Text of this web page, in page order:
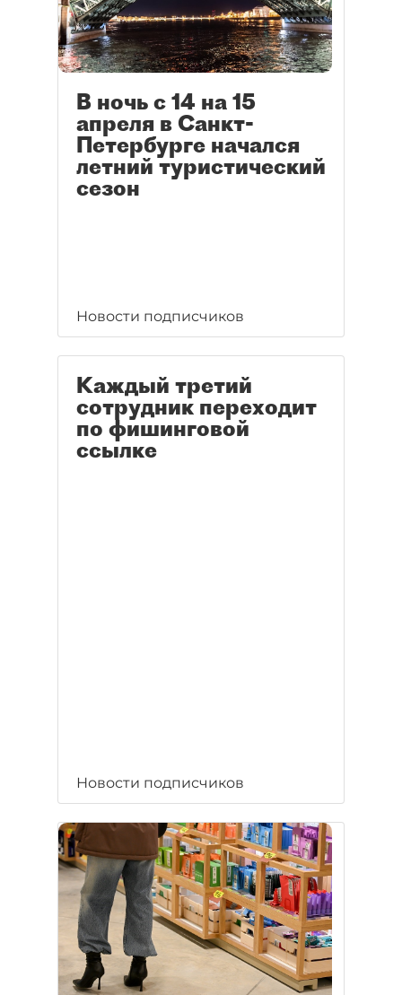
В ночь с 14 на 15
апреля в Санкт-
Петербурге начался
летний туристический
сезон
Новости подписчиков
Каждый третий
сотрудник переходит
по фишинговой
ссылке
Новости подписчиков